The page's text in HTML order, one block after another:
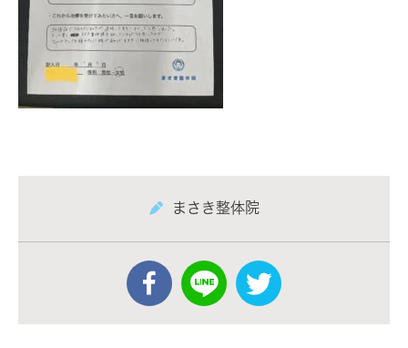
まさき整体院